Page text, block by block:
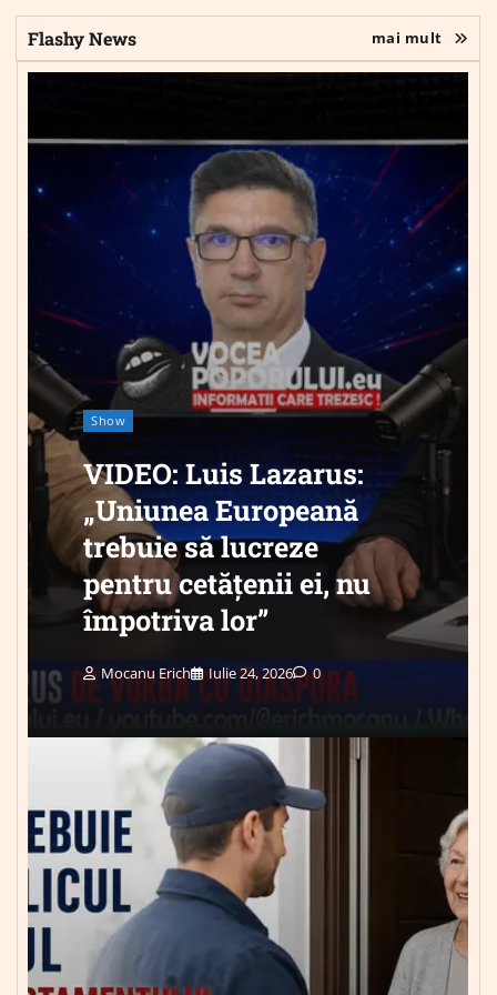
Flashy News mai mult
Show
VIDEO: Luis Lazarus:
„Uniunea Europeană
trebuie să lucreze
pentru cetățenii ei, nu
împotriva lor”
Mocanu Erich Iulie 24, 2026 0